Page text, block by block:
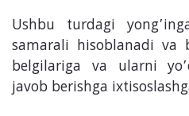
Ushbu turdagi
samarali hisoblanadi va
belgilariga va ularni
javob berishga